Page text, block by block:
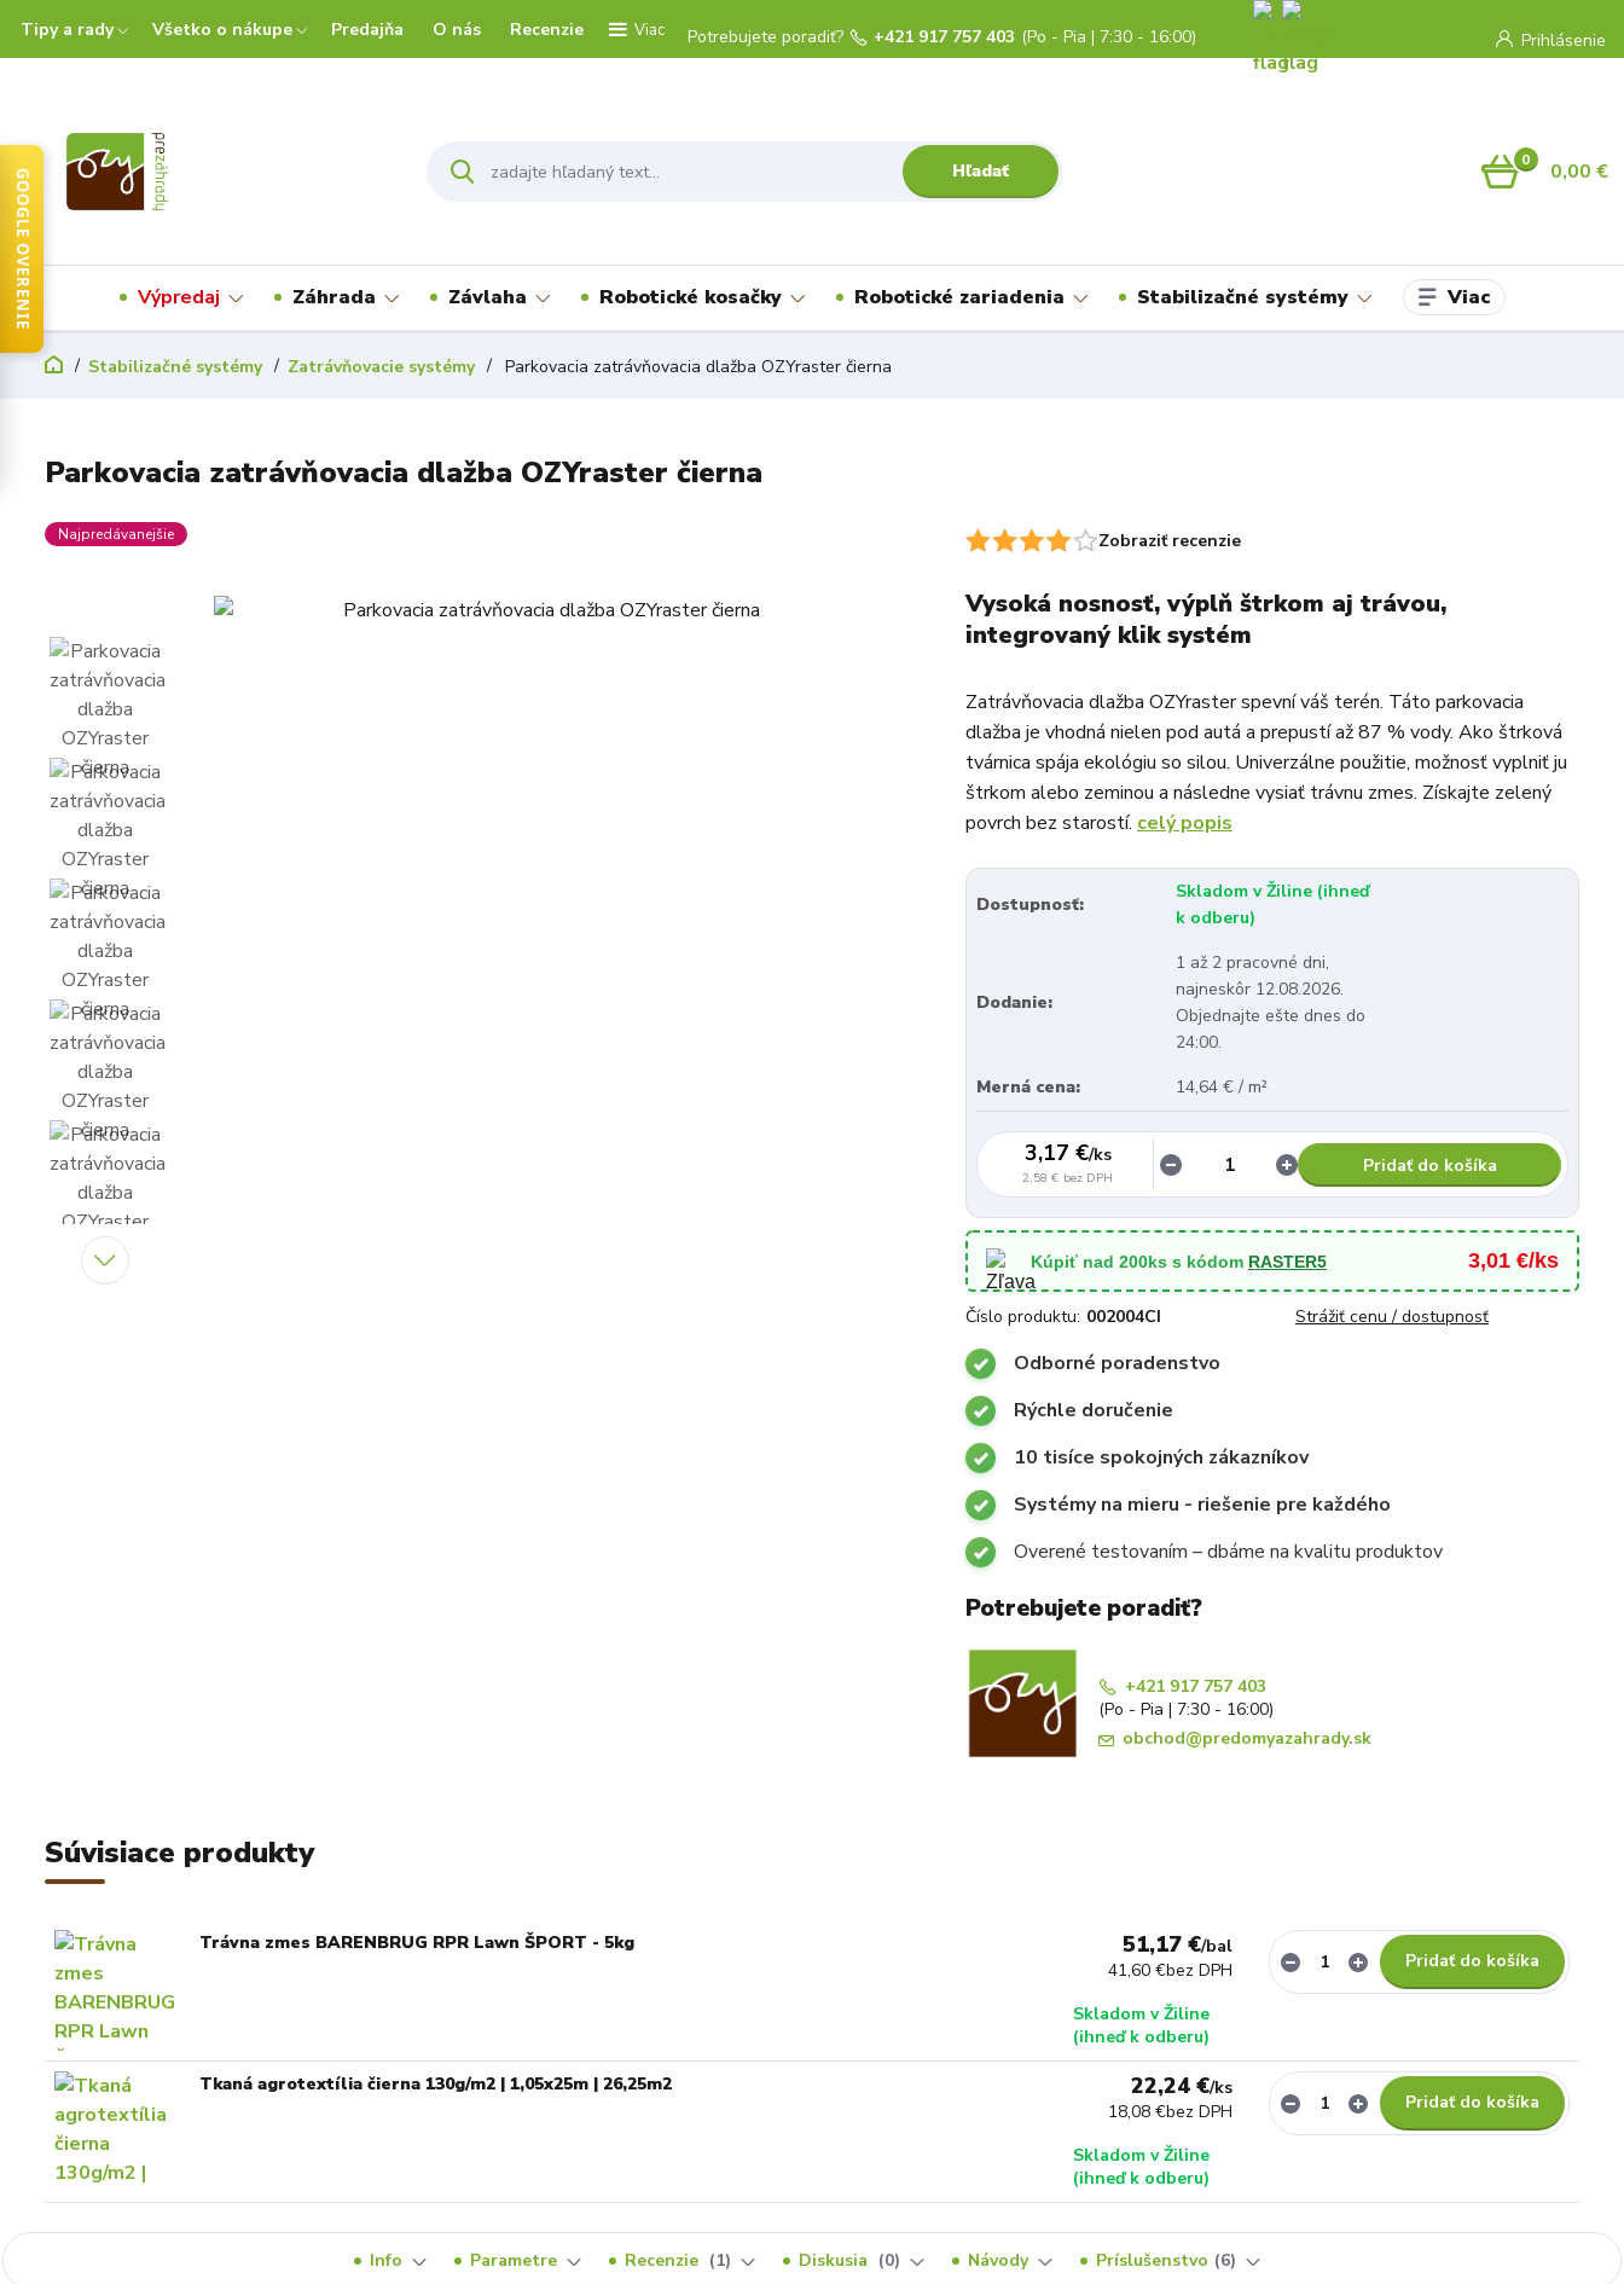
Tipy a rady Všetko o nákupe Predajňa O nás Recenzie Viac Prihlásenie
Hľadať
Potrebujete poradiť? +421 917 757 403 (Po - Pia | 7:30 - 16:00)
0 0,00 €
Výpredaj Záhrada Závlaha Robotické kosačky Robotické zariadenia Stabilizačné systémy Viac
Stabilizačné systémy Zatrávňovacie systémy Parkovacia zatrávňovacia dlažba OZYraster čierna
Parkovacia zatrávňovacia dlažba OZYraster čierna
Najpredávanejšie Zobraziť recenzie
Vysoká nosnosť, výplň štrkom aj trávou,
integrovaný klik systém
Zatrávňovacia dlažba OZYraster spevní váš terén. Táto parkovacia
dlažba je vhodná nielen pod autá a prepustí až 87 % vody. Ako štrková
tvárnica spája ekológiu so silou. Univerzálne použitie, možnosť vyplniť ju
štrkom alebo zeminou a následne vysiať trávnu zmes. Získajte zelený
povrch bez starostí. celý popis
Dostupnosť:
Skladom v Žiline (ihneď
k odberu)
Dodanie:
1 až 2 pracovné dni,
najneskôr 12.08.2026.
Objednajte ešte dnes do
24:00.
Merná cena:
14,64 € / m²
3,17 €/ks
2,58 € bez DPH
Pridať do košíka
Kúpiť nad 200ks s kódom RASTER5 3,01 €/ks
Číslo produktu: 002004CI Strážiť cenu / dostupnosť
Odborné poradenstvo
Rýchle doručenie
10 tisíce spokojných zákazníkov
Systémy na mieru - riešenie pre každého
Overené testovaním – dbáme na kvalitu produktov
Potrebujete poradiť?
+421 917 757 403
(Po - Pia | 7:30 - 16:00)
obchod@predomyazahrady.sk
Súvisiace produkty
Trávna zmes BARENBRUG RPR Lawn ŠPORT - 5kg 51,17 €/bal
41,60 €bez DPH
Skladom v Žiline
(ihneď k odberu)
Pridať do košíka
Tkaná agrotextília čierna 130g/m2 | 1,05x25m | 26,25m2 22,24 €/ks
18,08 €bez DPH
Skladom v Žiline
(ihneď k odberu)
Pridať do košíka
Info Parametre Recenzie 1 Diskusia 0 Návody Príslušenstvo 6
GOOGLE OVERENIE